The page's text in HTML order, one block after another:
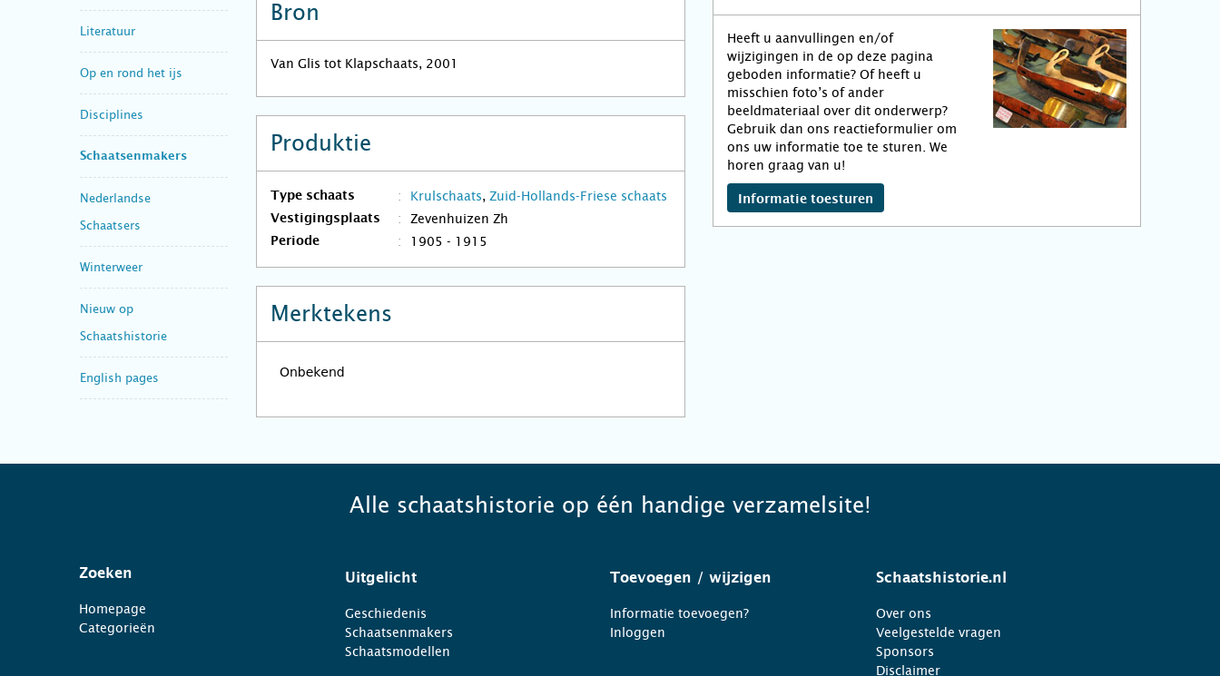
Literatuur
Op en rond het ijs
Disciplines
Schaatsenmakers
Nederlandse
Schaatsers
Winterweer
Nieuw op
Schaatshistorie
English pages
Bron
Van Glis tot Klapschaats, 2001
Produktie
Type schaats Krulschaats, Zuid-Hollands-Friese schaats
Vestigingsplaats Zevenhuizen Zh
Periode 1905 - 1915
Merktekens
Heeft u aanvullingen en/of
wijzigingen in de op deze pagina
geboden informatie? Of heeft u
misschien foto’s of ander
beeldmateriaal over dit onderwerp?
Gebruik dan ons reactieformulier om
ons uw informatie toe te sturen. We
horen graag van u!
Informatie toesturen
Alle schaatshistorie op één handige verzamelsite!
Zoeken
Homepage
Categorieën
Uitgelicht
Geschiedenis
Schaatsenmakers
Schaatsmodellen
Toevoegen / wijzigen
Informatie toevoegen?
Inloggen
Schaatshistorie.nl
Over ons
Veelgestelde vragen
Sponsors
Disclaimer